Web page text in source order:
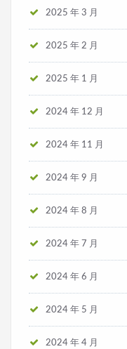
2025 年 3 月
2025 年 2 月
2025 年 1 月
2024 年 12 月
2024 年 11 月
2024 年 9 月
2024 年 8 月
2024 年 7 月
2024 年 6 月
2024 年 5 月
2024 年 4 月